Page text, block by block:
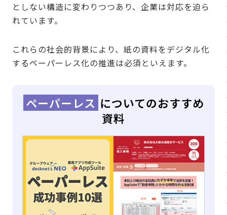
としない構造に変わりつつあり、企業は対応を迫ら
れています。
これらの社会的背景により、紙の資料をデジタル化
するペーパーレス化の推進は必須といえます。
ペーパーレス についてのおすすめ
資料